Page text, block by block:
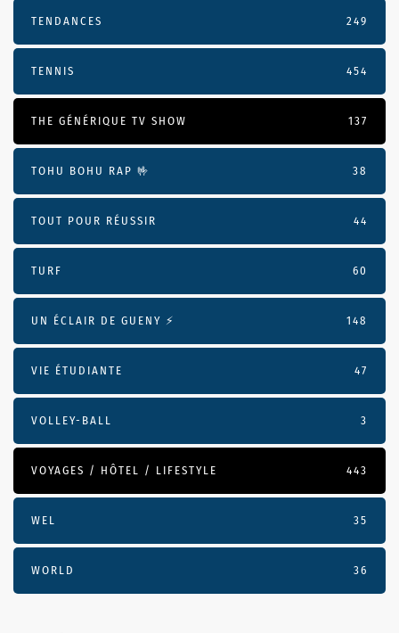
TENDANCES 249
TENNIS 454
THE GÉNÉRIQUE TV SHOW 137
TOHU BOHU RAP 🤟 38
TOUT POUR RÉUSSIR 44
TURF 60
UN ÉCLAIR DE GUENY ⚡️ 148
VIE ÉTUDIANTE 47
VOLLEY-BALL 3
VOYAGES / HÔTEL / LIFESTYLE 443
WEL 35
WORLD 36